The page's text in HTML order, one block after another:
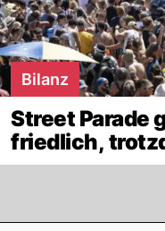
Bilanz
Street Parade
friedlich,